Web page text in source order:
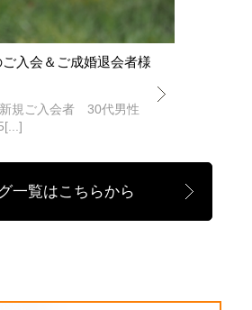
入会＆ご成婚退会者様
新規ご入会者 30代男性
一覧はこちらから